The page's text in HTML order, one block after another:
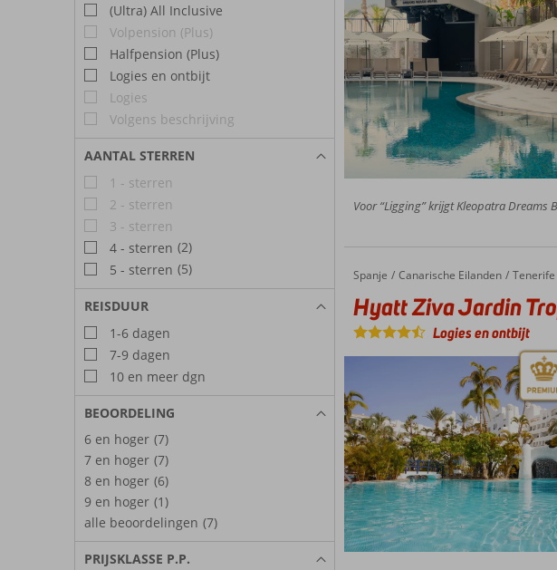
(Ultra) All Inclusive
Volpension (Plus)
Halfpension (Plus)
Logies en ontbijt
Logies
Volgens beschrijving
AANTAL STERREN
1 - sterren
2 - sterren
3 - sterren
4 - sterren (2)
5 - sterren (5)
REISDUUR
1-6 dagen
7-9 dagen
10 en meer dgn
BEOORDELING
6 en hoger (7)
7 en hoger (7)
8 en hoger (6)
9 en hoger (1)
alle beoordelingen (7)
PRIJSKLASSE P.P.
Voor “Ligging” krijgt Kleopatra Dreams
Home
Spanje Canarische Eilanden Tenerife
Hyatt Ziva Jardin Tropical Tenerife
Hyatt Ziva Jardin
Logies en ontbijt